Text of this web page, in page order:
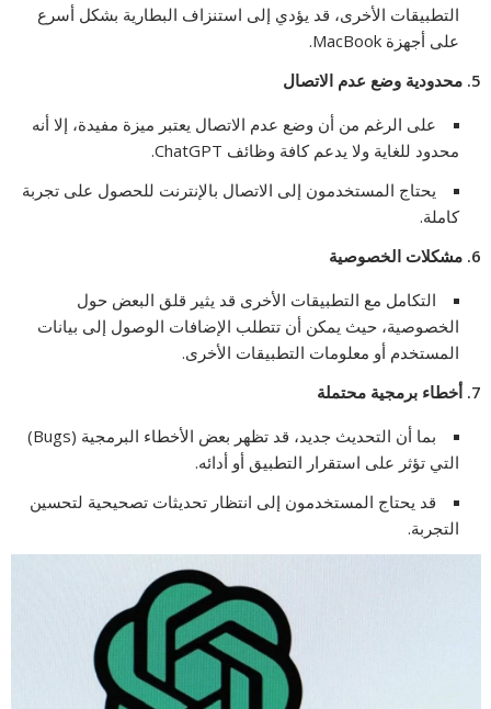
التطبيقات الأخرى، قد يؤدي إلى استنزاف البطارية بشكل أسرع
على أجهزة MacBook.
5. محدودية وضع عدم الاتصال
على الرغم من أن وضع عدم الاتصال يعتبر ميزة مفيدة، إلا أنه
محدود للغاية ولا يدعم كافة وظائف ChatGPT.
يحتاج المستخدمون إلى الاتصال بالإنترنت للحصول على تجربة
كاملة.
6. مشكلات الخصوصية
التكامل مع التطبيقات الأخرى قد يثير قلق البعض حول
الخصوصية، حيث يمكن أن تتطلب الإضافات الوصول إلى بيانات
المستخدم أو معلومات التطبيقات الأخرى.
7. أخطاء برمجية محتملة
بما أن التحديث جديد، قد تظهر بعض الأخطاء البرمجية (Bugs)
التي تؤثر على استقرار التطبيق أو أدائه.
قد يحتاج المستخدمون إلى انتظار تحديثات تصحيحية لتحسين
التجربة.